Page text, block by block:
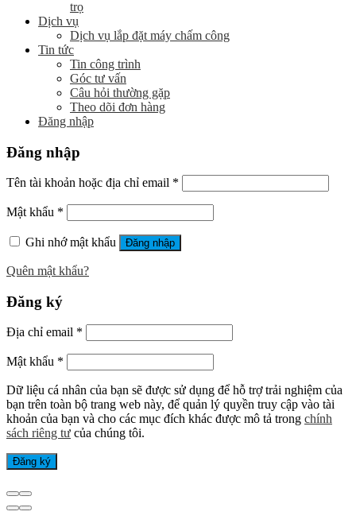
trọ
Dịch vụ
Dịch vụ lắp đặt máy chấm công
Tin tức
Tin công trình
Góc tư vấn
Câu hỏi thường gặp
Theo dõi đơn hàng
Đăng nhập
Đăng nhập
Tên tài khoản hoặc địa chỉ email *
Mật khẩu *
Ghi nhớ mật khẩu Đăng nhập
Quên mật khẩu?
Đăng ký
Địa chỉ email *
Mật khẩu *
Dữ liệu cá nhân của bạn sẽ được sử dụng để hỗ trợ trải nghiệm của
bạn trên toàn bộ trang web này, để quản lý quyền truy cập vào tài
khoản của bạn và cho các mục đích khác được mô tả trong chính
sách riêng tư của chúng tôi.
Đăng ký